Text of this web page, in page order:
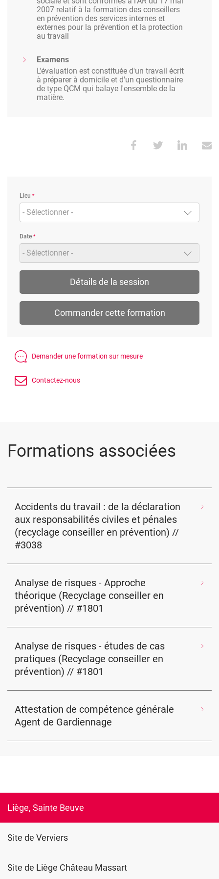
2007 relatif à la formation des conseillers
en prévention des services internes et
externes pour la prévention et la protection
au travail
Examens
L'évaluation est constituée d'un travail écrit
à préparer à domicile et d'un questionnaire
de type QCM qui balaye l'ensemble de la
matière.
Lieu
- Sélectionner -
Date
- Sélectionner -
Formations associées
Accidents du travail : de la déclaration
aux responsabilités civiles et pénales
(recyclage conseiller en prévention) //
#3038
Analyse de risques - Approche
théorique (Recyclage conseiller en
prévention) // #1801
Analyse de risques - études de cas
pratiques (Recyclage conseiller en
prévention) // #1801
Attestation de compétence générale
Agent de Gardiennage
Liège, Sainte Beuve
Site de Verviers
Site de Liège Château Massart